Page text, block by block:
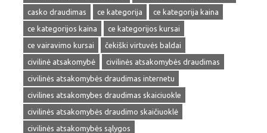
casko draudimas
ce kategorija
ce kategorija kaina
ce kategorijos kaina
ce kategorijos kursai
ce vairavimo kursai
čekiški virtuvės baldai
civilinė atsakomybė
civilinės atsakomybės draudimas
civilinės atsakomybės draudimas internetu
civilines atsakomybes draudimas skaiciuokle
civilinės atsakomybės draudimo skaičiuoklė
civilinės atsakomybės sąlygos